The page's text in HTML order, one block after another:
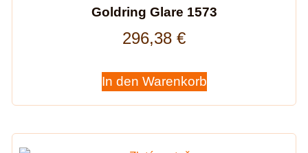
Goldring Glare 1573
296,38 €
In den Warenkorb